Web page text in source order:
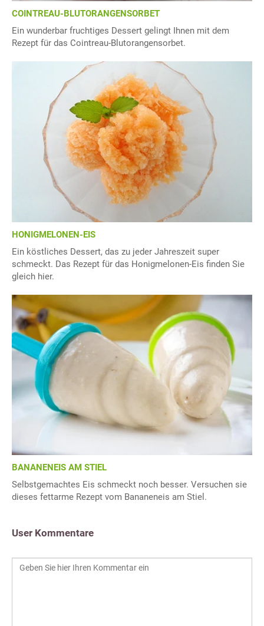
COINTREAU-BLUTORANGENSORBET
Ein wunderbar fruchtiges Dessert gelingt Ihnen mit dem
Rezept für das Cointreau-Blutorangensorbet.
HONIGMELONEN-EIS
Ein köstliches Dessert, das zu jeder Jahreszeit super
schmeckt. Das Rezept für das Honigmelonen-Eis finden Sie
gleich hier.
BANANENEIS AM STIEL
Selbstgemachtes Eis schmeckt noch besser. Versuchen sie
dieses fettarme Rezept vom Bananeneis am Stiel.
User Kommentare